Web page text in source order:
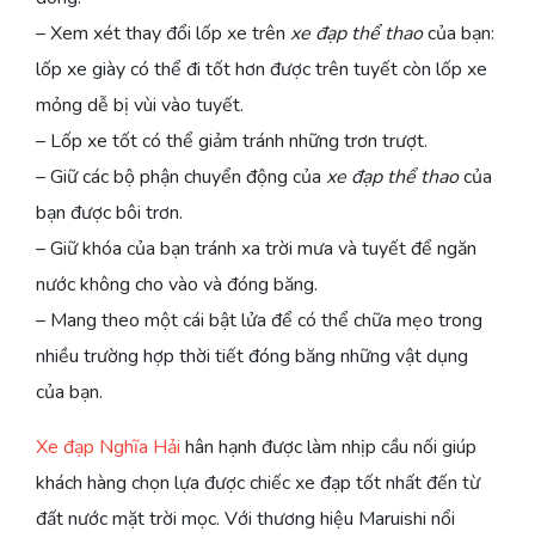
– Xem xét thay đổi lốp xe trên xe đạp thể thaocủa bạn:
lốp xe giày có thể đi tốt hơn được trên tuyết còn lốp xe
mỏng dễ bị vùi vào tuyết.
– Lốp xe tốt có thể giảm tránh những trơn trượt.
– Giữ các bộ phận chuyển động của xe đạp thể thaocủa
bạn được bôi trơn.
– Giữ khóa của bạn tránh xa trời mưa và tuyết để ngăn
nước không cho vào và đóng băng.
– Mang theo một cái bật lửa để có thể chữa mẹo trong
nhiều trường hợp thời tiết đóng băng những vật dụng
của bạn.
Xe đạp Nghĩa Hải hân hạnh được làm nhịp cầu nối giúp
khách hàng chọn lựa được chiếc xe đạp tốt nhất đến từ
đất nước mặt trời mọc. Với thương hiệu Maruishi nổi